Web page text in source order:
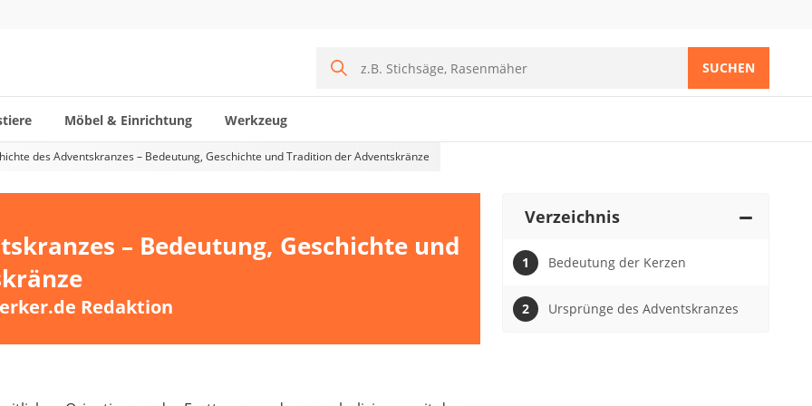
SUCHEN
Möbel & Einrichtung Werkzeug
des Adventskranzes – Bedeutung, Geschichte und Tradition der Adventskränze
– Bedeutung, Geschichte und
Redaktion
Verzeichnis
Bedeutung der Kerzen
Ursprünge des Adventskranzes